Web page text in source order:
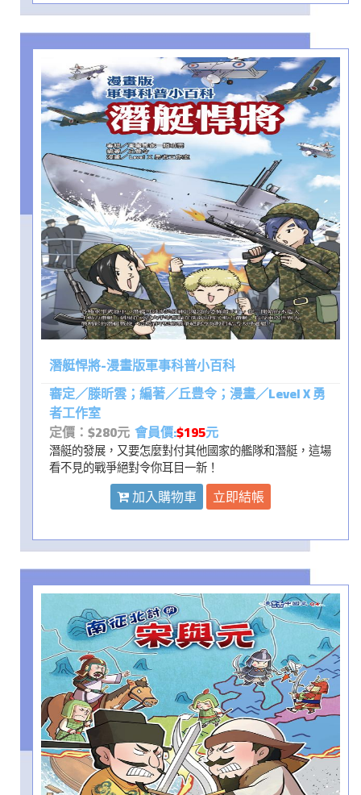
潛艇悍將-漫畫版軍事科普小百科
審定／滕昕雲；編著／丘豊令；漫畫／Level X 勇
者工作室
定價：$280元 會員價:$195元
潛艇的發展，又要怎麼對付其他國家的艦隊和潛艇，這場
看不見的戰爭絕對令你耳目一新！
加入購物車 立即結帳